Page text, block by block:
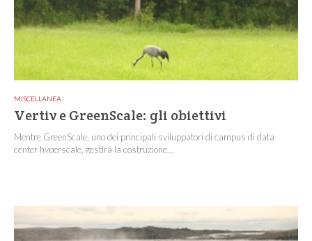
MISCELLANEA
Vertiv e GreenScale: gli obiettivi
Mentre GreenScale, uno dei principali sviluppatori di campus di data
center hyperscale, gestirà la costruzione...